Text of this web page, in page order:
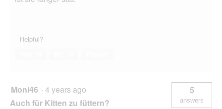
s
i
Helpful?
Moni46 · 4 years ago
Auch für Kitten zu füttern?
5
answers